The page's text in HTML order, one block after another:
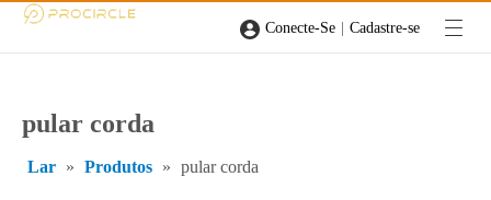
Conecte-Se | Cadastre-se
pular corda
Lar » Produtos » pular corda